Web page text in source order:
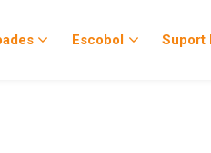
Escobol Suport